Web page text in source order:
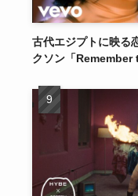
古代エジプトに映る
クソン「Remember